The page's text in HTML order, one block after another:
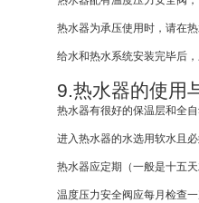
热水器为承压使用时，请在
给水和热水系统安装完毕后
9.热水器的使用
热水器有很好的保温层和全
进入热水器的水选用软水且
热水器应定期（一般是十五
温度压力安全阀应每月检查